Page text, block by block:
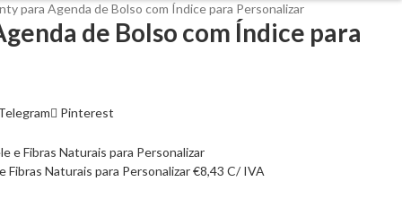
para Agenda de Bolso com Índice para Personalizar
de Bolso com Índice para
Pinterest
Fibras Naturais para Personalizar€8,43 C/ IVA